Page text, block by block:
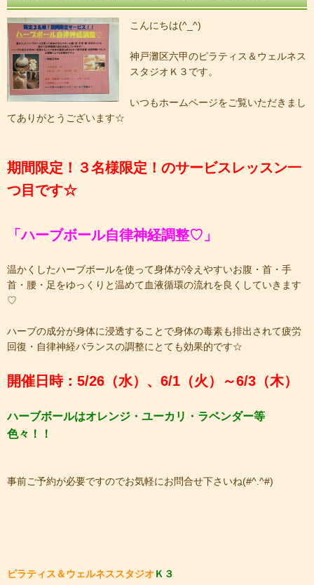
こんにちは(^_^)
神戸灘区六甲のピラティス＆ウェルネス
スタジオＫ３です。
いつもホームページをご覧いただきまし
てありがとうございます☆
期間限定！３名様限定！のサービスレッスン一
つ目です☆
「ハーブボール自律神経調整♡」
温かくしたハーブボールを使って身体が冷えやすいお腹・首・手
首・腰・足をゆっくりと温めて血液循環の流れを良くしていきます
♡
ハーブの成分が身体に浸透することで身体の毒素も排出されて疲労
回復・自律神経バランスの調整にとても効果的です☆
開催日時：5/26（水）、6/1（火）～6/3（木）
ハーブボールはオレンジ・ユーカリ・ラベンダー等
色々！！
事前ご予約が必要ですのでお気軽にお問合せ下さいね(#^.^#)
ピラティス＆ウェルネススタジオ Ｋ３